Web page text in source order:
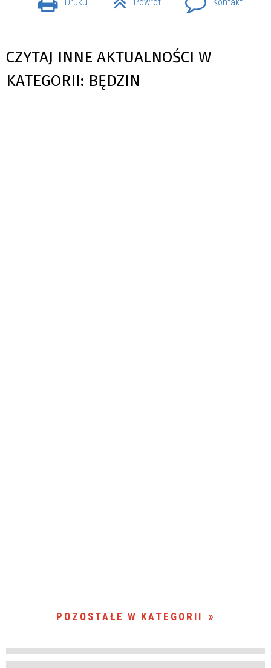
Drukuj Powrót Kontakt
CZYTAJ INNE AKTUALNOŚCI W
KATEGORII: BĘDZIN
POZOSTAŁE W KATEGORII